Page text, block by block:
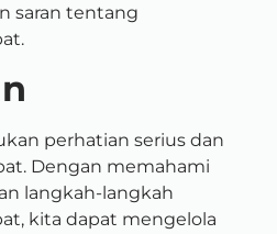
saran tentang
perhatian serius dan
Dengan memahami
langkah-langkah
kita dapat mengelola